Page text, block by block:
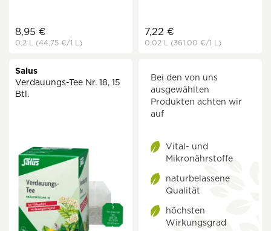
8,95 €
0.2 L (44,75 €/1 L)
7,22 €
0.02 L (361,00 €/1 L)
Salus
Verdauungs-Tee Nr. 18, 15
Btl.
Bei den von uns
ausgewählten
Produkten achten wir
auf
Vital- und
Mikronährstoffe
naturbelassene
Qualität
höchsten
Wirkungsgrad